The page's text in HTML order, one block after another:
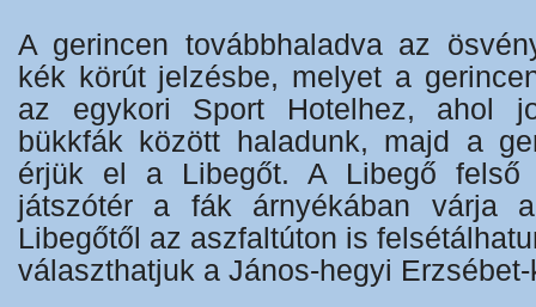
A gerincen továbbhaladva az
kék körút jelzésbe, melyet a
az egykori Sport Hotelhez, ahol
bükkfák között haladunk, majd a
érjük el a Libegőt. A Libegő felső
játszótér a fák árnyékában várja
Libegőtől az aszfaltúton is
választhatjuk a János-hegyi